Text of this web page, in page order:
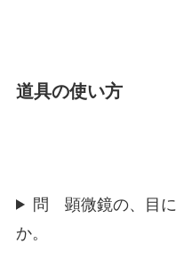
道具の使い方
問 顕微鏡の、目に
か。